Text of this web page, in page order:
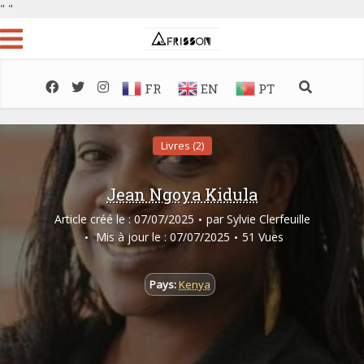
" "
FR EN PT
Livres (2)
Jean Ngoya Kidula
Article créé le : 07/07/2025 par Sylvie Clerfeuille
Mis à jour le : 07/07/2025
51 Vues
Pays:Kenya